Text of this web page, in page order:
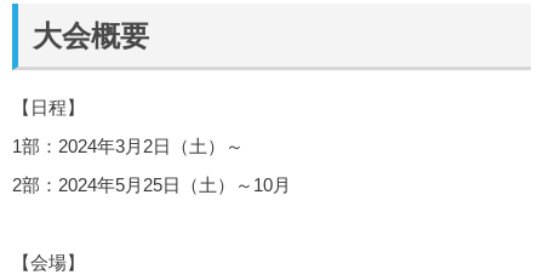
大会概要
【日程】
1部：2024年3月2日（土）～
2部：2024年5月25日（土）～10月
【会場】